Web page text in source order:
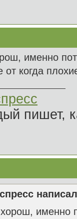
именно
от когда
пишет,
именно